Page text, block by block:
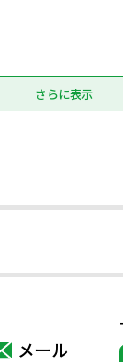
さらに表示
メール